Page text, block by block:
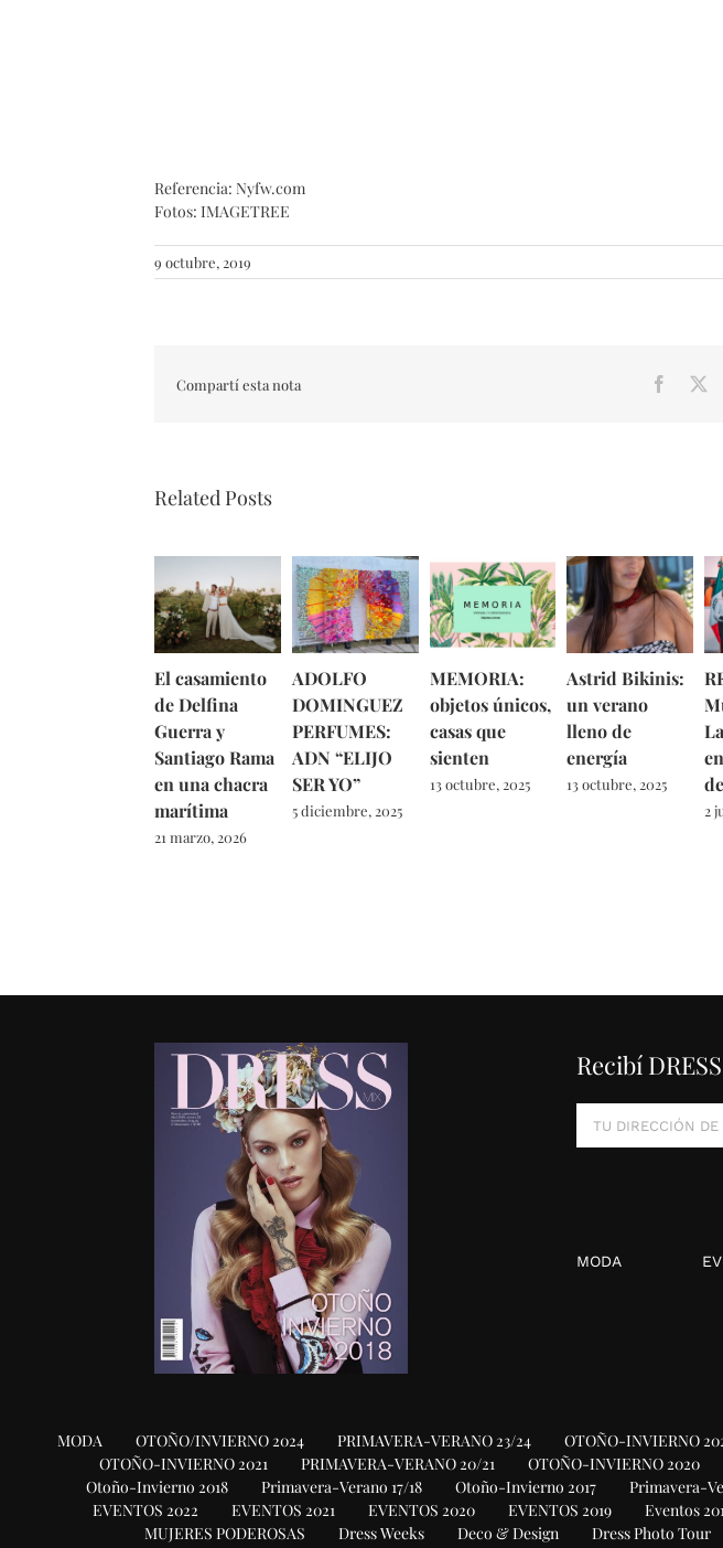
Referencia: Nyfw.com
Fotos: IMAGETREE
9 octubre, 2019
Compartí esta nota
Related Posts
El casamiento
de Delfina
Guerra y
Santiago Rama
en una chacra
marítima
21 marzo, 2026
ADOLFO
DOMINGUEZ
PERFUMES:
ADN “ELIJO
SER YO”
5 diciembre, 2025
MEMORIA:
objetos únicos,
casas que
sienten
13 octubre, 2025
Astrid Bikinis:
un verano
lleno de
energía
13 octubre, 2025
2
Recibí
MODA
MODA OTOÑO/INVIERNO 2024 PRIMAVERA-VERANO 23/24 OTOÑO-INVIERNO
OTOÑO-INVIERNO 2021
PRIMAVERA-VERANO 20/21 OTOÑO-INVIERNO 2020
Otoño-Invierno 2018
Primavera-Verano 17/18 Otoño-Invierno 2017 Primavera-
EVENTOS 2022
EVENTOS 2021 EVENTOS 2020 EVENTOS 2019 Eventos
MUJERES PODEROSAS
Dress Weeks Deco & Design Dress Photo Tour